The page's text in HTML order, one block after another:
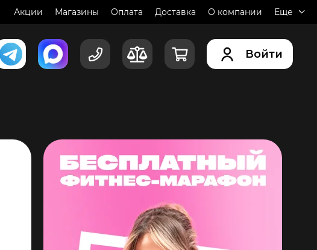
Акции Магазины Оплата Доставка О компании Еще
Войти